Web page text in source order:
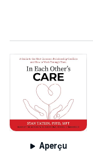
Aperçu